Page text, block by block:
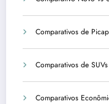
Comparativos de
Comparativos de SUVs
Comparativos